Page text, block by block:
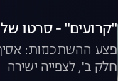
"קרועים" - סרטו של
פצע ההשתכנזות:
חלק ב', לצפייה ישירה